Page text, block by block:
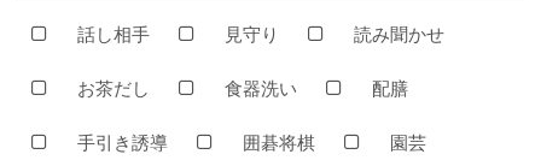
話し相手 見守り 読み聞かせ
お茶だし 食器洗い 配膳
手引き誘導 囲碁将棋 園芸